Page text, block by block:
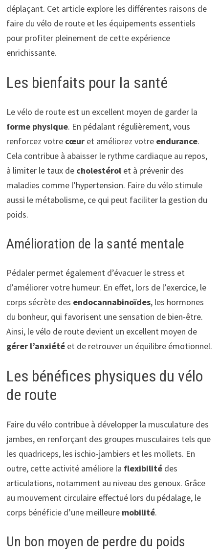
déplaçant. Cet article explore les différentes raisons de
faire du vélo de route et les équipements essentiels
pour profiter pleinement de cette expérience
enrichissante.
Les bienfaits pour la santé
Le vélo de route est un excellent moyen de garder la
forme physique. En pédalant régulièrement, vous
renforcez votre cœuret améliorez votre endurance.
Cela contribue à abaisser le rythme cardiaque au repos,
à limiter le taux de cholestérolet à prévenir des
maladies comme l’hypertension. Faire du vélo stimule
aussi le métabolisme, ce qui peut faciliter la gestion du
poids.
Amélioration de la santé mentale
Pédaler permet également d’évacuer le stress et
d’améliorer votre humeur. En effet, lors de l’exercice, le
corps sécrète des endocannabinoïdes, les hormones
du bonheur, qui favorisent une sensation de bien-être.
Ainsi, le vélo de route devient un excellent moyen de
gérer l’anxiétéet de retrouver un équilibre émotionnel.
Les bénéfices physiques du vélo
de route
Faire du vélo contribue à développer la musculature des
jambes, en renforçant des groupes musculaires tels que
les quadriceps, les ischio-jambiers et les mollets. En
outre, cette activité améliore la flexibilitédes
articulations, notamment au niveau des genoux. Grâce
au mouvement circulaire effectué lors du pédalage, le
corps bénéficie d’une meilleure mobilité.
Un bon moyen de perdre du poids